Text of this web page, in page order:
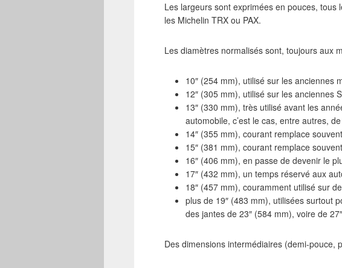
Les largeurs sont exprimées en pouces, tous
les Michelin TRX ou PAX.
Les diamètres normalisés sont, toujours aux
10″ (254 mm), utilisé sur les anciennes
12″ (305 mm), utilisé sur les anciennes
13″ (330 mm), très utilisé avant les
automobile, c’est le cas, entre autres, de
14″ (355 mm), courant remplace
15″ (381 mm), courant remplace
16″ (406 mm), en passe de devenir le
17″ (432 mm), un temps réservé aux
18″ (457 mm), couramment utilisé sur
plus de 19″ (483 mm), utilisées surtout
des jantes de 23″ (584 mm), voire de
Des dimensions intermédiaires (demi-pouce,